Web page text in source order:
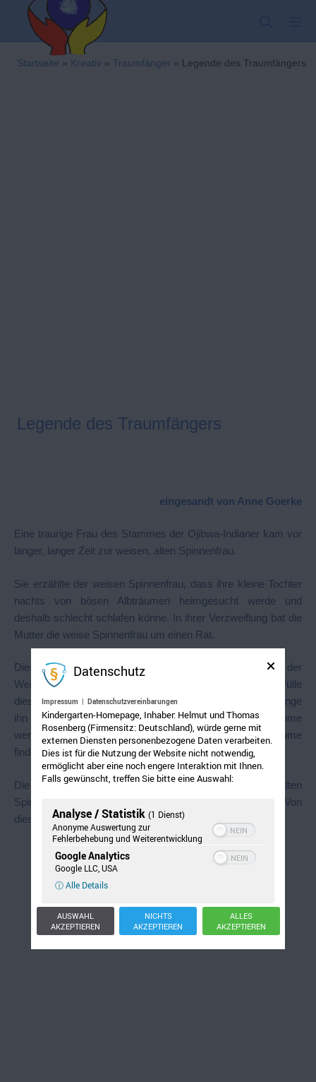
springen
Kindergarten-
Startseite » Kreativ » Traumfänger » Legende des Traumfängers
Legende des Traumfängers
eingesandt von Anne Goerke
Eine traurige Frau des Stammes der Ojibwa-Indianer kam vor
langer, langer Zeit zur weisen, alten Spinnenfrau.
Sie erzählte der weisen Spinnenfrau, dass ihre kleine Tochter
nachts von bösen Albträumen heimgesucht werde und
deshalb schlecht schlafen könne. In ihrer Verzweiflung bat die
Mutter die weise Spinnenfrau um einen Rat.
Diese antwortete ihr: "Nimm andächtig einen Zweig von der
Weide am Fluss und biege ihn zu einem heiligen Kreis. Fülle
diesen Kreis mit einem Spinnengeflecht aus. Danach hänge
ihn über den Schlafplatz deines Kindes. Die bösen Träume
werden sich in diesem Gespinst verfangen, die guten Träume
finden weiterhin den Weg zu deiner Tochter."
Die Indianerin beherzigte die weisen Worte der alten
Spinnenfrau und fertigte danach den ersten Traumfänger. Von
diesem Zeitpunkt an schlief ihre Tochter wieder ruhig.
Gefällt mir:
Datenschutz
Impressum | Datenschutzvereinbarungen
Kindergarten-Homepage, Inhaber: Helmut und Thomas
Rosenberg (Firmensitz: Deutschland), würde gerne mit
externen Diensten personenbezogene Daten verarbeiten.
Dies ist für die Nutzung der Website nicht notwendig,
ermöglicht aber eine noch engere Interaktion mit Ihnen.
Falls gewünscht, treffen Sie bitte eine Auswahl:
Analyse / Statistik (1 Dienst)
Anonyme Auswertung zur
Fehlerbehebung und Weiterentwicklung
Google Analytics
Google LLC, USA
ⓘ Alle Details
AUSWAHL
AKZEPTIEREN
NICHTS
AKZEPTIEREN
ALLES
AKZEPTIEREN